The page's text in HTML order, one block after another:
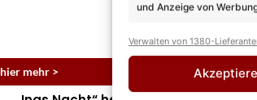
und Anzeige von
Verwalten von 1380-
hier mehr >